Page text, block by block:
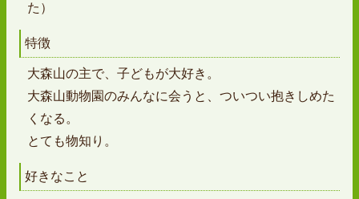
た）
特徴
大森山の主で、子どもが大好き。
大森山動物園のみんなに会うと、ついつい抱きしめた
くなる。
とても物知り。
好きなこと